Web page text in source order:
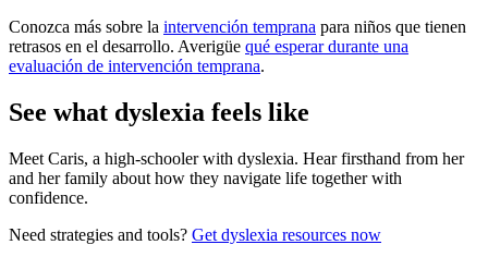
Conozca más sobre la intervención temprana para niños que tienen
retrasos en el desarrollo. Averigüe qué esperar durante una
evaluación de intervención temprana.
See what dyslexia feels like
Meet Caris, a high-schooler with dyslexia. Hear firsthand from her
and her family about how they navigate life together with
confidence.
Need strategies and tools? Get dyslexia resources now